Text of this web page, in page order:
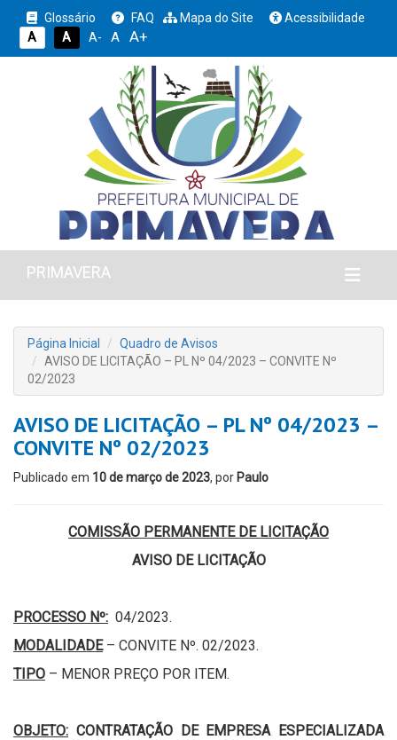
Glossário FAQ Mapa do Site
Acessibilidade
A
A A- A A+
PRIMAVERA
Página Inicial
Quadro de Avisos
AVISO DE LICITAÇÃO – PL Nº 04/2023 – CONVITE Nº
02/2023
AVISO DE LICITAÇÃO – PL Nº 04/2023 –
CONVITE Nº 02/2023
Publicado em 10 de março de 2023, por Paulo
COMISSÃO PERMANENTE DE LICITAÇÃO
AVISO DE LICITAÇÃO
PROCESSO Nº: 04/2023.
MODALIDADE– CONVITE Nº. 02/2023.
TIPO – MENOR PREÇO POR ITEM.
OBJETO: CONTRATAÇÃO DE EMPRESA ESPECIALIZADA